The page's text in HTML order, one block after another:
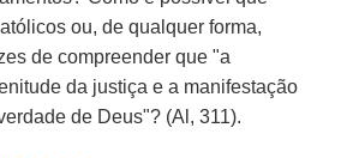
ou, de qualquer forma,
de compreender que "a
da justiça e a manifestação
de Deus"? (Al, 311).